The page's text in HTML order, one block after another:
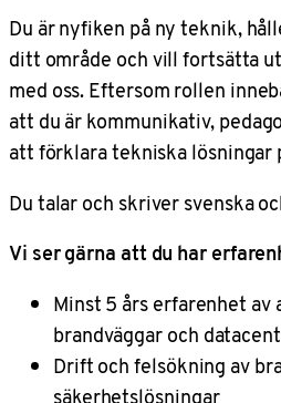
Du är nyfiken på ny teknik,
ditt område och vill fortsätta
med oss. Eftersom rollen
att du är kommunikativ,
att förklara tekniska
Du talar och skriver svenska
Vi ser gärna att du har
Minst 5 års erfarenhet
brandväggar och
Drift och felsökning av
säkerhetslösningar